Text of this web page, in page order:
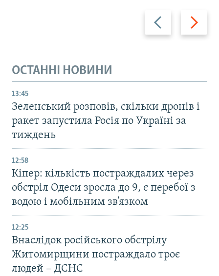
Назад Вперед
ОСТАННІ НОВИНИ
13:45
Зеленський розповів, скільки дронів і
ракет запустила Росія по Україні за
тиждень
12:58
Кіпер: кількість постраждалих через
обстріл Одеси зросла до 9, є перебої з
водою і мобільним зв’язком
12:25
Внаслідок російського обстрілу
Житомирщини постраждало троє
людей – ДСНС